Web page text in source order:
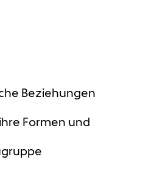
Beziehungen
Formen und